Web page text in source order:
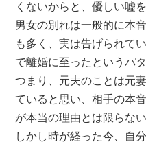
くないからと、優しい嘘
男女の別れは一般的に本
も多く、実は告げられて
で離婚に至ったというパ
つまり、元夫のことは元
ていると思い、相手の本
が本当の理由とは限らない
しかし時が経った今、自